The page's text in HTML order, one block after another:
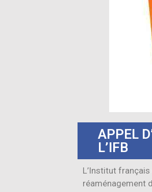
APPEL
L’IFB
L’Institut
réaménagement